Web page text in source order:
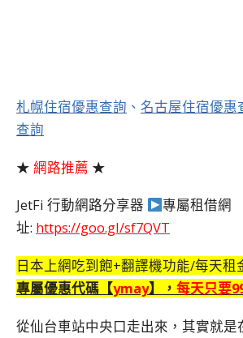
札幌住宿優惠查詢 、 名古屋住宿優惠
查詢
★ 網路推薦 ★
JetFi 行動網路分享器
專屬租借網
址: https://goo.gl/sf7QVT
日本上網吃到飽+翻譯機功能/每天租
專屬優惠代碼【ymay】， 每天只要
從仙台車站中央口走出來，其實就是